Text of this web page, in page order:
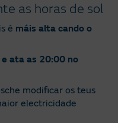
as horas de sol
é máis alta cando o
ata as 20:00 no
modificar os teus
electricidade